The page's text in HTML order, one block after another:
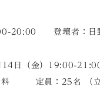
20:00 登壇者：日
日（金）19:00-
料 定員：25名 （立